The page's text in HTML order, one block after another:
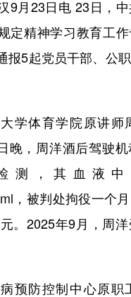
科创 量子
书画 健康
人居 信息化
娱乐 时尚
23日电 23日，中
定精神学习教育工
报5起党员干部、公
体育学院原讲师
晚，周洋酒后驾驶
测，其血液中
，被判处拘役一个月
。2025年9月，周洋
防控制中心原职